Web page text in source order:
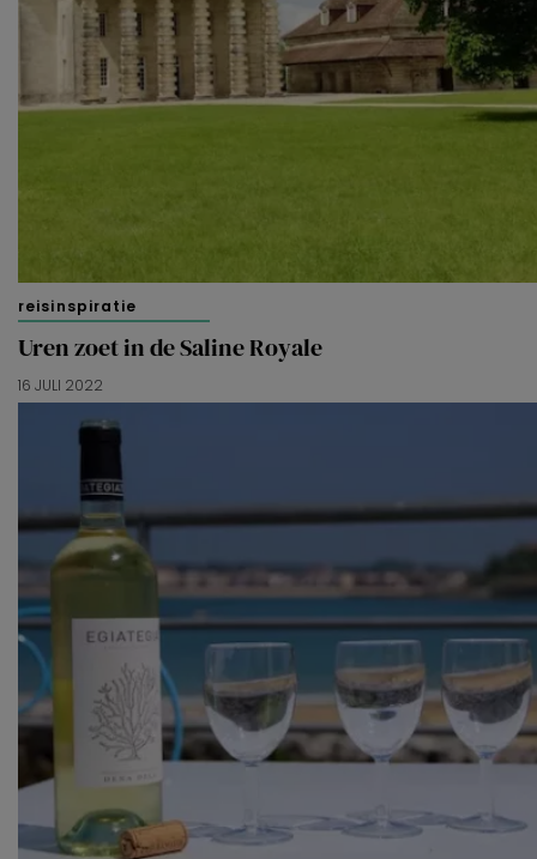
reisinspiratie
Uren zoet in de Saline Royale
16 JULI 2022